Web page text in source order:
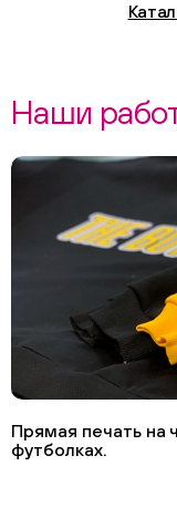
Наши
Прямая печать на
футболках.